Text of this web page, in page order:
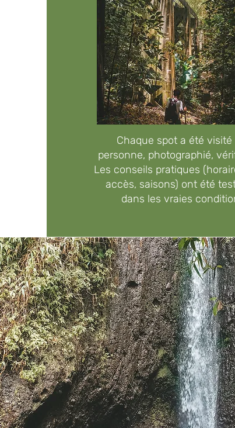
Chaque spot a été visité
personne, photographié,
Les conseils pratiques
accès, saisons) ont été
dans les vraies